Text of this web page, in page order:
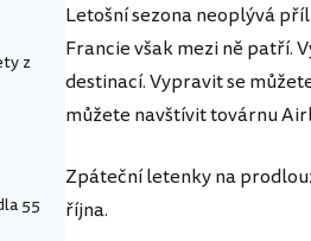
z
55
Letošní sezona neoplývá
Francie však mezi ně patří.
destinací. Vypravit se
můžete navštívit továrnu
Zpáteční letenky na
října.